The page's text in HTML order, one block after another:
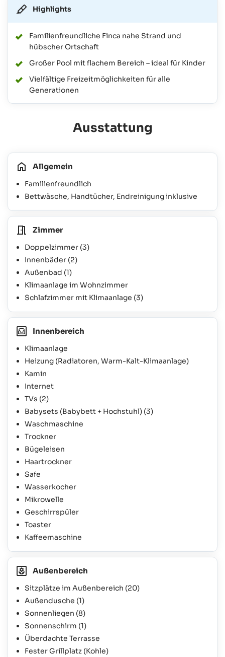
Highlights
Familienfreundliche Finca nahe Strand und
hübscher Ortschaft
Großer Pool mit flachem Bereich – ideal für Kinder
Vielfältige Freizeitmöglichkeiten für alle
Generationen
Ausstattung
Allgemein
Familienfreundlich
Bettwäsche, Handtücher, Endreinigung inklusive
Zimmer
Doppelzimmer (3)
Innenbäder (2)
Außenbad (1)
Klimaanlage im Wohnzimmer
Schlafzimmer mit Klimaanlage (3)
Innenbereich
Klimaanlage
Heizung (Radiatoren, Warm-Kalt-Klimaanlage)
Kamin
Internet
TVs (2)
Babysets (Babybett + Hochstuhl) (3)
Waschmaschine
Trockner
Bügeleisen
Haartrockner
Safe
Wasserkocher
Mikrowelle
Geschirrspüler
Toaster
Kaffeemaschine
Außenbereich
Sitzplätze im Außenbereich (20)
Außendusche (1)
Sonnenliegen (8)
Sonnenschirm (1)
Überdachte Terrasse
Fester Grillplatz (Kohle)